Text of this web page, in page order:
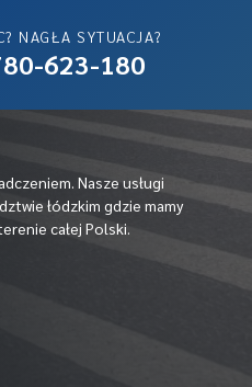
NAGŁA SYTUACJA?
623-180
Nasze usługi
łódzkim gdzie mamy
całej Polski.